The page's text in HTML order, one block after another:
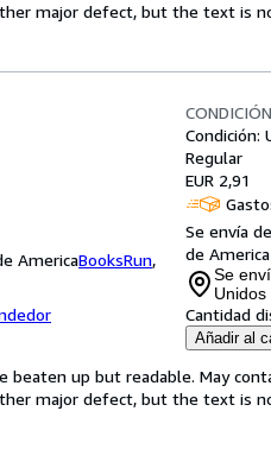
major defect, but the text is
AmericaBooksRun,
CONDICIÓN
Condición:
Regular
EUR 2,91
Se envía
de America
Se
Unidos
Cantidad
Añadir al
beaten up but readable. May
major defect, but the text is